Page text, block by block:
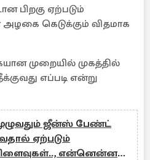
பிறகு ஏற்படும்
அழகை கெடுக்கும் விதமாக
முறையில் முகத்தில்
எப்படி என்று
ஜீன்ஸ் பேண்ட்
ஏற்படும்
என்னென்ன